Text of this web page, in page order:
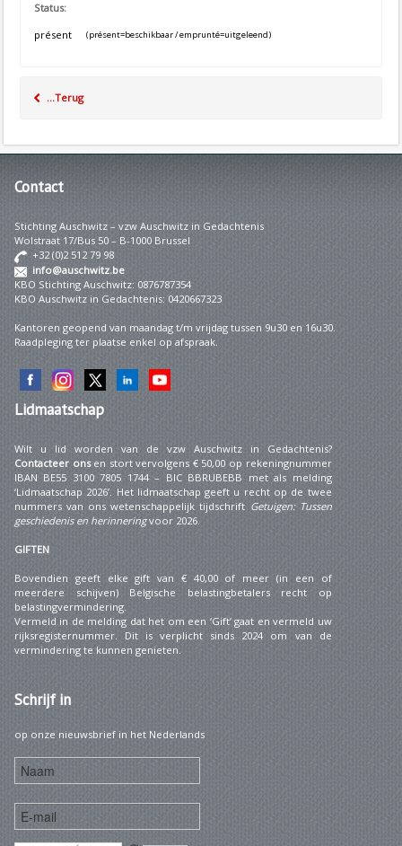
Status:
présent
(présent=beschikbaar / emprunté=uitgeleend)
...Terug
Contact
Stichting Auschwitz – vzw Auschwitz in Gedachtenis
Wolstraat 17/Bus 50 – B-1000 Brussel
+32 (0)2 512 79 98
info@auschwitz.be
KBO Stichting Auschwitz: 0876787354
KBO Auschwitz in Gedachtenis: 0420667323
Kantoren geopend van maandag t/m vrijdag tussen 9u30 en 16u30.
Raadpleging ter plaatse enkel op afspraak.
Lidmaatschap
Wilt u lid worden van de vzw Auschwitz in Gedachtenis?
Contacteer onsen stort vervolgens € 50,00 op rekeningnummer
IBAN BE55 3100 7805 1744 – BIC BBRUBEBB met als melding
‘Lidmaatschap 2026’. Het lidmaatschap geeft u recht op de twee
nummers van ons wetenschappelijk tijdschrift Getuigen: Tussen
geschiedenis en herinneringvoor 2026.
GIFTEN
Bovendien geeft elke gift van € 40,00 of meer (in een of
meerdere schijven) Belgische belastingbetalers recht op
belastingvermindering.
Vermeld in de melding dat het om een ‘Gift’ gaat en vermeld uw
rijksregisternummer. Dit is verplicht sinds 2024 om van de
vermindering te kunnen genieten.
Schrijfin
op onze nieuwsbrief in het Nederlands